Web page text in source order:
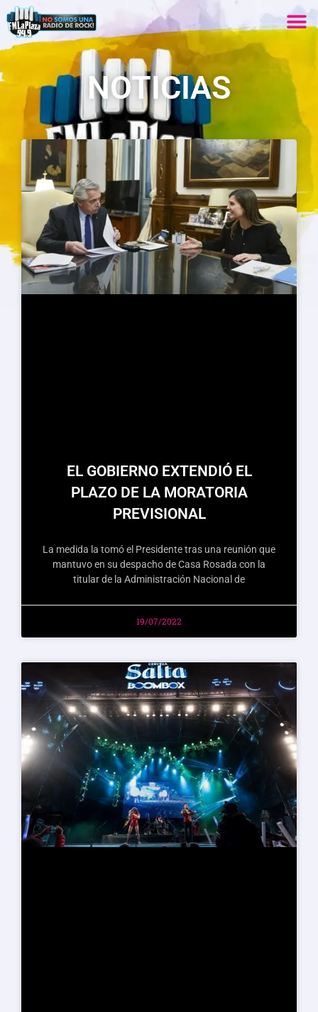
NOTICIAS
EL GOBIERNO EXTENDIÓ EL
PLAZO DE LA MORATORIA
PREVISIONAL
La medida la tomó el Presidente tras una reunión que
mantuvo en su despacho de Casa Rosada con la
titular de la Administración Nacional de
19/07/2022